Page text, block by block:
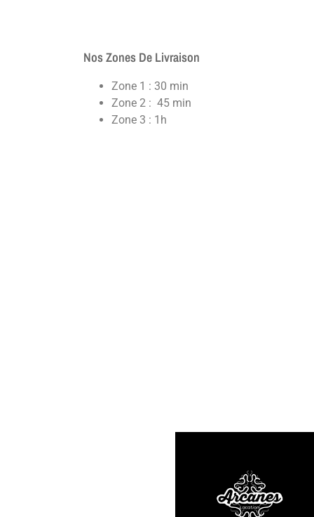
Nos Zones De Livraison
Zone 1 : 30 min
Zone 2 : 45 min
Zone 3 : 1h